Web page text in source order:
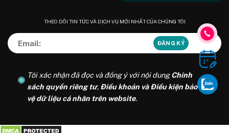
THEO DÕI TIN TỨC VÀ DỊCH VỤ MỚI NHẤT CỦA CHÚNG TÔI
Tôi xác nhận đã đọc và đồng ý với nội dungChính
sách quyền riêng tư, Điều khoản và Điều kiện bảo
vệ dữ liệu cá nhân trên website.